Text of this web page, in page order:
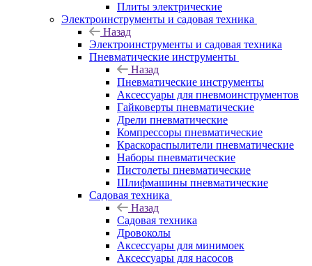
Плиты электрические
Электроинструменты и садовая техника
Назад
Электроинструменты и садовая техника
Пневматические инструменты
Назад
Пневматические инструменты
Аксессуары для пневмоинструментов
Гайковерты пневматические
Дрели пневматические
Компрессоры пневматические
Краскораспылители пневматические
Наборы пневматические
Пистолеты пневматические
Шлифмашины пневматические
Садовая техника
Назад
Садовая техника
Дровоколы
Аксессуары для минимоек
Аксессуары для насосов